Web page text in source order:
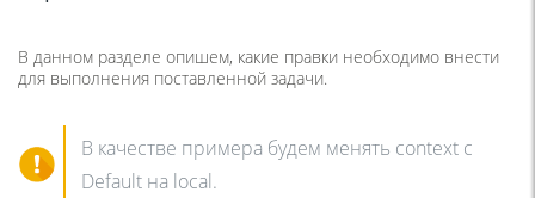
В данном разделе опишем, какие правки необходимо внести
для выполнения поставленной задачи.
В качестве примера будем менять context с
Default на local.